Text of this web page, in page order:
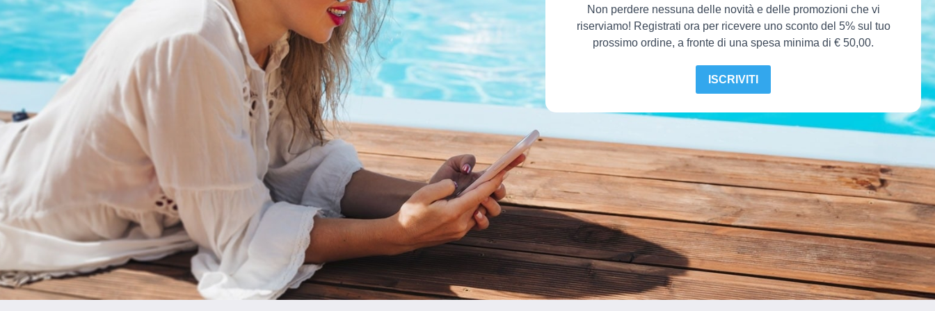
Non perdere nessuna delle novità e delle promozioni che vi
riserviamo! Registrati ora per ricevere uno sconto del 5% sul tuo
prossimo ordine, a fronte di una spesa minima di € 50,00.
ISCRIVITI